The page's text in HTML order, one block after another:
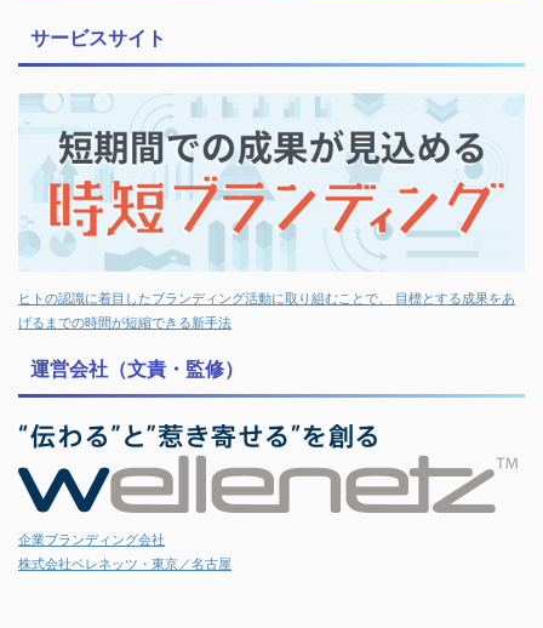
サービスサイト
ヒトの認識に着目したブランディング活動に取り組むことで、 目標とする成果をあ
げるまでの時間が短縮できる新手法
運営会社（文責・監修）
企業ブランディング会社
株式会社ベレネッツ・東京／名古屋